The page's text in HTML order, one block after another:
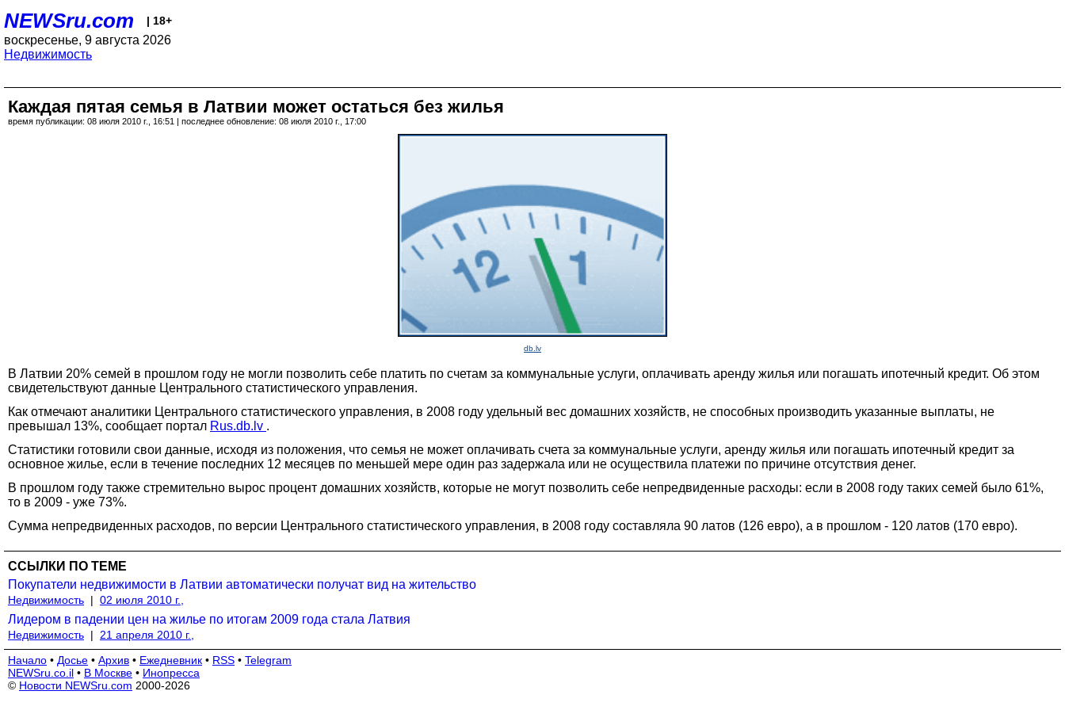
NEWSru.com | 18+
воскресенье, 9 августа 2026
Недвижимость
Каждая пятая семья в Латвии может остаться без жилья
время публикации: 08 июля 2010 г., 16:51 | последнее обновление: 08 июля 2010 г., 17:00
db.lv
В Латвии 20% семей в прошлом году не могли позволить себе платить по счетам за коммунальные услуги, оплачивать аренду жилья или погашать ипотечный кредит. Об этом
свидетельствуют данные Центрального статистического управления.
Как отмечают аналитики Центрального статистического управления, в 2008 году удельный вес домашних хозяйств, не способных производить указанные выплаты, не
превышал 13%, сообщает портал Rus.db.lv .
Статистики готовили свои данные, исходя из положения, что семья не может оплачивать счета за коммунальные услуги, аренду жилья или погашать ипотечный кредит за
основное жилье, если в течение последних 12 месяцев по меньшей мере один раз задержала или не осуществила платежи по причине отсутствия денег.
В прошлом году также стремительно вырос процент домашних хозяйств, которые не могут позволить себе непредвиденные расходы: если в 2008 году таких семей было 61%,
то в 2009 - уже 73%.
Сумма непредвиденных расходов, по версии Центрального статистического управления, в 2008 году составляла 90 латов (126 евро), а в прошлом - 120 латов (170 евро).
ССЫЛКИ ПО ТЕМЕ
Покупатели недвижимости в Латвии автоматически получат вид на жительство
Недвижимость | 02 июля 2010 г.,
Лидером в падении цен на жилье по итогам 2009 года стала Латвия
Недвижимость |
21 апреля 2010 г.,
Начало • Досье • Архив • Ежедневник • RSS • Telegram
NEWSru.co.il • В Москве • Инопресса
© Новости NEWSru.com 2000-2026